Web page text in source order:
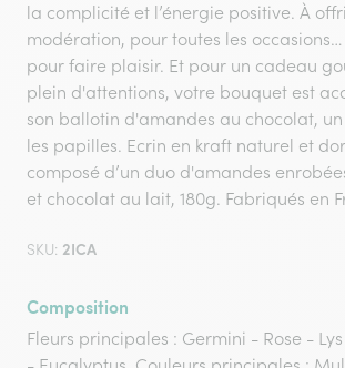
la complicité et l’énergie positive. À
modération, pour toutes les
pour faire plaisir. Et pour un cadeau
plein d'attentions, votre bouquet est
son ballotin d'amandes au chocolat,
les papilles. Ecrin en kraft naturel et
composé d’un duo d'amandes
et chocolat au lait, 180g. Fabriqués en
SKU: 2ICA
Composition
Fleurs principales : Germini - Rose -